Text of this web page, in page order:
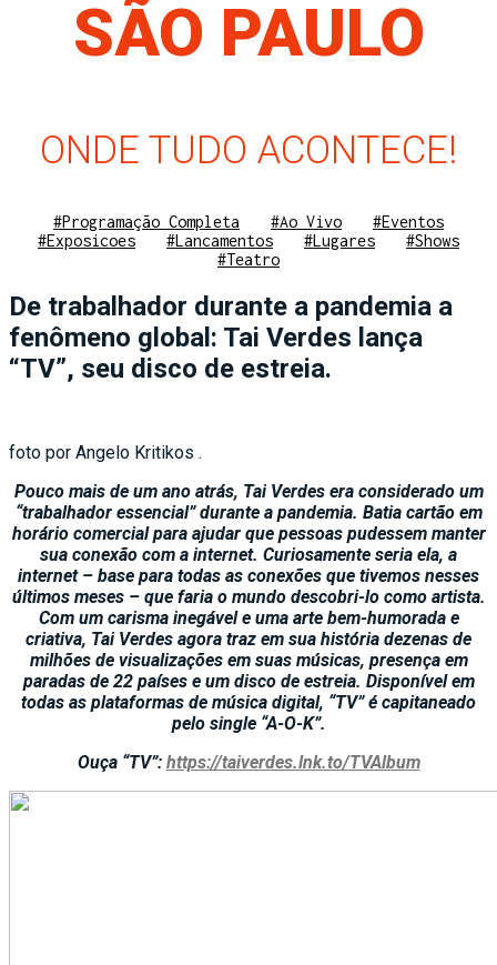
SÃO PAULO
ONDE TUDO ACONTECE!
#Programação Completa #Ao Vivo
#Eventos
#Exposicoes
#Lancamentos #Lugares
#Shows
#Teatro
De trabalhador durante a pandemia a
fenômeno global: Tai Verdes lança
“TV”, seu disco de estreia.
foto por Angelo Kritikos .
Pouco mais de um ano atrás, Tai Verdes era considerado um
“trabalhador essencial” durante a pandemia. Batia cartão em
horário comercial para ajudar que pessoas pudessem manter
sua conexão com a internet. Curiosamente seria ela, a
internet – base para todas as conexões que tivemos nesses
últimos meses – que faria o mundo descobri-lo como artista.
Com um carisma inegável e uma arte bem-humorada e
criativa, Tai Verdes agora traz em sua história dezenas de
milhões de visualizações em suas músicas, presença em
paradas de 22 países e um disco de estreia. Disponível em
todas as plataformas de música digital, “TV” é capitaneado
pelo single “A-O-K”.
Ouça “TV”: https://taiverdes.lnk.to/TVAlbum